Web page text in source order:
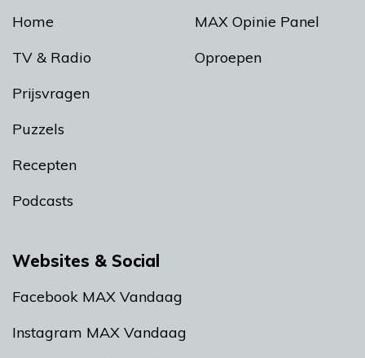
Home
TV & Radio
Prijsvragen
Puzzels
Recepten
Podcasts
MAX Opinie Panel
Oproepen
Websites & Social
Facebook MAX Vandaag
Instagram MAX Vandaag